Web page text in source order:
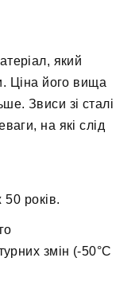
який
Ціна його вища
Звиси зі сталі
на які слід
років.
змін (-50°C